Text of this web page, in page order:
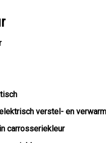
verstel- en
carrosseriekleur